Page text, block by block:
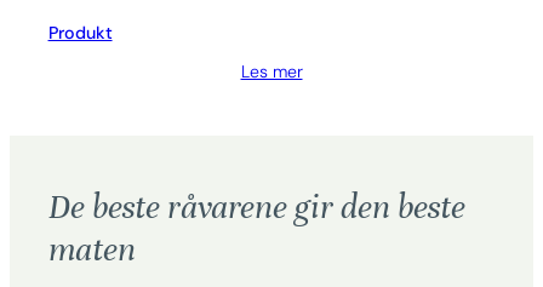
Produkt
Les mer
De beste råvarene gir den beste
maten